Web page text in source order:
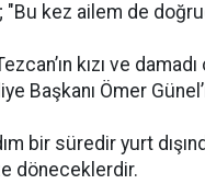
"Bu kez ailem de
kızı ve
Başkanı Ömer
bir süredir yurt
döneceklerdir.